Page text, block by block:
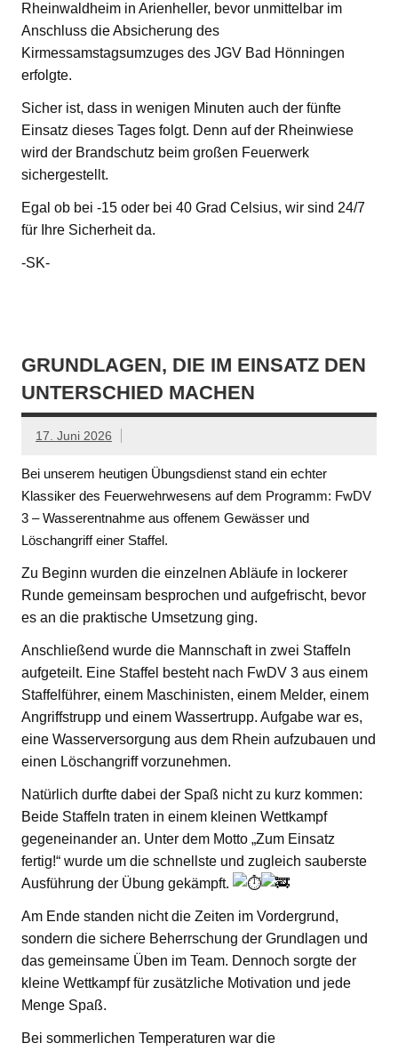
Rheinwaldheim in Arienheller, bevor unmittelbar im
Anschluss die Absicherung des
Kirmessamstagsumzuges des JGV Bad Hönningen
erfolgte.
Sicher ist, dass in wenigen Minuten auch der fünfte
Einsatz dieses Tages folgt. Denn auf der Rheinwiese
wird der Brandschutz beim großen Feuerwerk
sichergestellt.
Egal ob bei -15 oder bei 40 Grad Celsius, wir sind 24/7
für Ihre Sicherheit da.
-SK-
GRUNDLAGEN, DIE IM EINSATZ DEN
UNTERSCHIED MACHEN
17. Juni 2026
Bei unserem heutigen Übungsdienst stand ein echter
Klassiker des Feuerwehrwesens auf dem Programm: FwDV
3 – Wasserentnahme aus offenem Gewässer und
Löschangriff einer Staffel.
Zu Beginn wurden die einzelnen Abläufe in lockerer
Runde gemeinsam besprochen und aufgefrischt, bevor
es an die praktische Umsetzung ging.
Anschließend wurde die Mannschaft in zwei Staffeln
aufgeteilt. Eine Staffel besteht nach FwDV 3 aus einem
Staffelführer, einem Maschinisten, einem Melder, einem
Angriffstrupp und einem Wassertrupp. Aufgabe war es,
eine Wasserversorgung aus dem Rhein aufzubauen und
einen Löschangriff vorzunehmen.
Natürlich durfte dabei der Spaß nicht zu kurz kommen:
Beide Staffeln traten in einem kleinen Wettkampf
gegeneinander an. Unter dem Motto „Zum Einsatz
fertig!“ wurde um die schnellste und zugleich sauberste
Ausführung der Übung gekämpft.
Am Ende standen nicht die Zeiten im Vordergrund,
sondern die sichere Beherrschung der Grundlagen und
das gemeinsame Üben im Team. Dennoch sorgte der
kleine Wettkampf für zusätzliche Motivation und jede
Menge Spaß.
Bei sommerlichen Temperaturen war die